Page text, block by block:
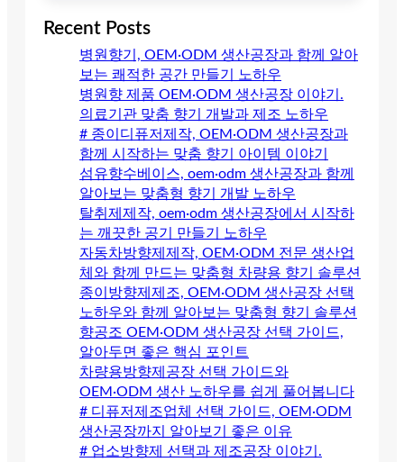
Recent Posts
병원향기, OEM·ODM 생산공장과 함께 알아
보는 쾌적한 공간 만들기 노하우
병원향 제품 OEM·ODM 생산공장 이야기.
의료기관 맞춤 향기 개발과 제조 노하우
# 종이디퓨저제작, OEM·ODM 생산공장과
함께 시작하는 맞춤 향기 아이템 이야기
섬유향수베이스, oem·odm 생산공장과 함께
알아보는 맞춤형 향기 개발 노하우
탈취제제작, oem·odm 생산공장에서 시작하
는 깨끗한 공기 만들기 노하우
자동차방향제제작, OEM·ODM 전문 생산업
체와 함께 만드는 맞춤형 차량용 향기 솔루션
종이방향제제조, OEM·ODM 생산공장 선택
노하우와 함께 알아보는 맞춤형 향기 솔루션
향공조 OEM·ODM 생산공장 선택 가이드,
알아두면 좋은 핵심 포인트
차량용방향제공장 선택 가이드와
OEM·ODM 생산 노하우를 쉽게 풀어봅니다
# 디퓨저제조업체 선택 가이드, OEM·ODM
생산공장까지 알아보기 좋은 이유
# 업소방향제 선택과 제조공장 이야기.